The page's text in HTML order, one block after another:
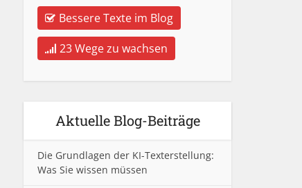
Bessere Texte im Blog
23 Wege zu wachsen
Aktuelle Blog-Beiträge
Die Grundlagen der KI-Texterstellung:
Was Sie wissen müssen